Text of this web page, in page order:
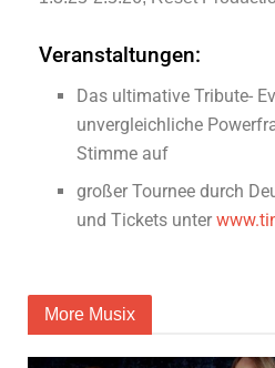
Veranstaltungen:
Das ultimative Tribute-
unvergleichliche
Stimme auf
großer Tournee durch
und Tickets unter
More Musix